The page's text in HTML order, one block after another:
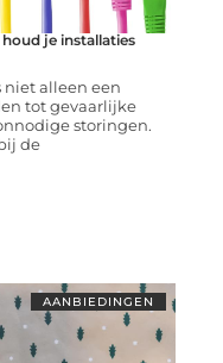
je installaties
alleen een
tot gevaarlijke
storingen.
de
AANBIEDINGEN